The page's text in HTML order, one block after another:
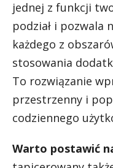
jednej z funkcji
podział i pozwala
każdego z
stosowania
To rozwiązanie
przestrzenny i
codziennego
Warto postawić